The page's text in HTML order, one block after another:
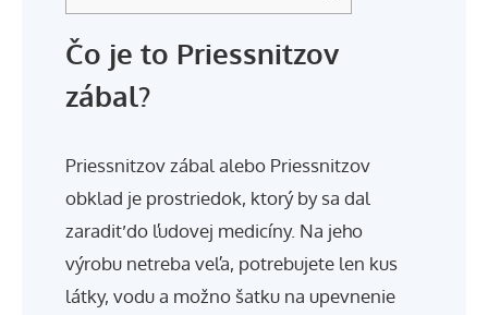
Čo je to Priessnitzov
zábal?
Priessnitzov zábal alebo Priessnitzov
obklad je prostriedok, ktorý by sa dal
zaradiť do ľudovej medicíny. Na jeho
výrobu netreba veľa, potrebujete len kus
látky, vodu a možno šatku na upevnenie